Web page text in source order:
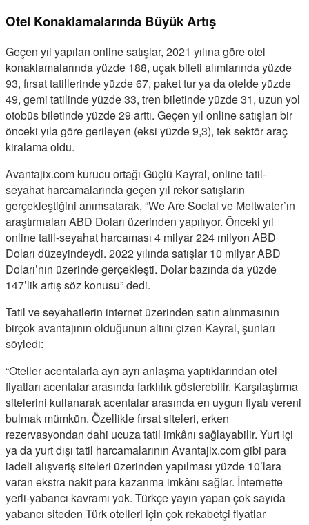
Otel Konaklamalarında Büyük Artış
Geçen yıl yapılan online satışlar, 2021 yılına göre otel
konaklamalarında yüzde 188, uçak bileti alımlarında yüzde
93, fırsat tatillerinde yüzde 67, paket tur ya da otelde yüzde
49, gemi tatilinde yüzde 33, tren biletinde yüzde 31, uzun yol
otobüs biletinde yüzde 29 arttı. Geçen yıl online satışları bir
önceki yıla göre gerileyen (eksi yüzde 9,3), tek sektör araç
kiralama oldu.
Avantajix.com kurucu ortağı Güçlü Kayral, online tatil-
seyahat harcamalarında geçen yıl rekor satışların
gerçekleştiğini anımsatarak, “We Are Social ve Meltwater’ın
araştırmaları ABD Doları üzerinden yapılıyor. Önceki yıl
online tatil-seyahat harcaması 4 milyar 224 milyon ABD
Doları düzeyindeydi. 2022 yılında satışlar 10 milyar ABD
Doları’nın üzerinde gerçekleşti. Dolar bazında da yüzde
147’lik artış söz konusu” dedi.
Tatil ve seyahatlerin internet üzerinden satın alınmasının
birçok avantajının olduğunun altını çizen Kayral, şunları
söyledi:
“Oteller acentalarla ayrı ayrı anlaşma yaptıklarından otel
fiyatları acentalar arasında farklılık gösterebilir. Karşılaştırma
sitelerini kullanarak acentalar arasında en uygun fiyatı vereni
bulmak mümkün. Özellikle fırsat siteleri, erken
rezervasyondan dahi ucuza tatil imkânı sağlayabilir. Yurt içi
ya da yurt dışı tatil harcamalarının Avantajix.com gibi para
iadeli alışveriş siteleri üzerinden yapılması yüzde 10’lara
varan ekstra nakit para kazanma imkânı sağlar. İnternette
yerli-yabancı kavramı yok. Türkçe yayın yapan çok sayıda
yabancı siteden Türk otelleri için çok rekabetçi fiyatlar